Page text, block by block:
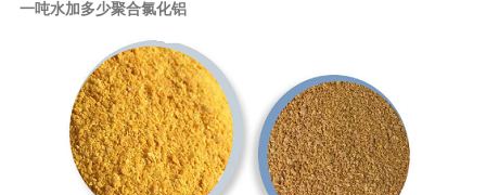
一吨水加多少聚合氯化铝